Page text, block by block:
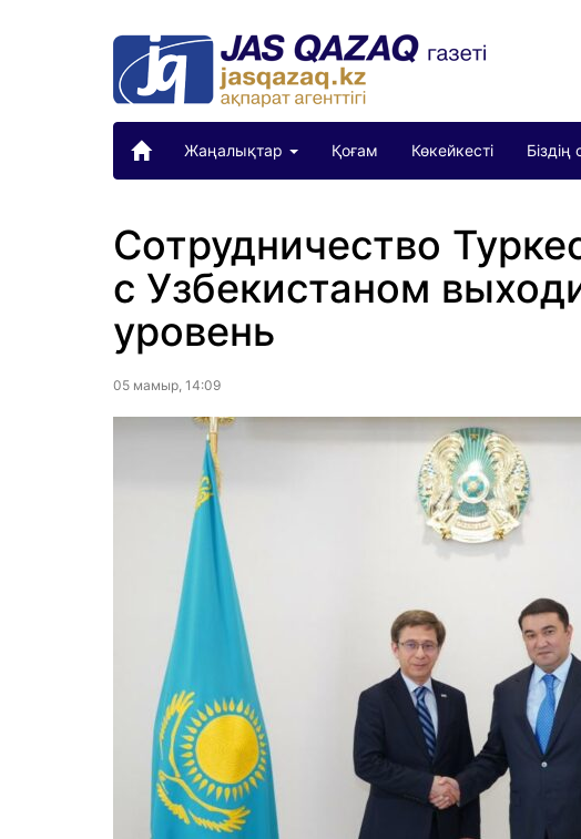
Жаңалықтар Қоғам Көкейкесті Біздің
Сотрудничество
с Узбекистаном
уровень
05 мамыр, 14:09